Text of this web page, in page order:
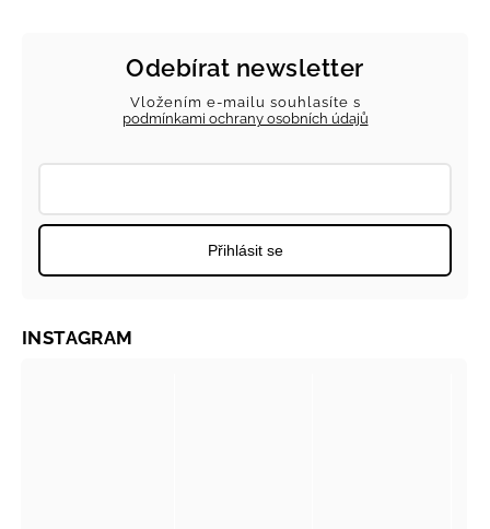
Odebírat newsletter
Vložením e-mailu souhlasíte s
podmínkami ochrany osobních údajů
Přihlásit se
INSTAGRAM